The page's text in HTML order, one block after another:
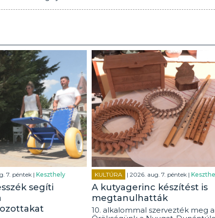
7. péntek | Keszthely
segíti
KULTÚRA | 2026. aug. 7. péntek |
A kutyagerinc készítést is
megtanulhatták
10. alkalommal szervezték meg